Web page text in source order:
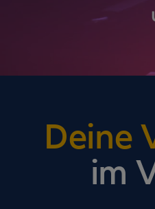
Deine
im